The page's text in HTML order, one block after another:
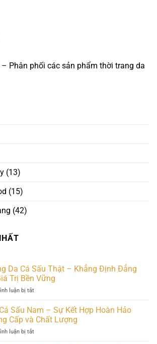
– Phân phối các sản phẩm thời trang da
(13)
(15)
(42)
Da Cá Sấu Thật – Khẳng Định Đẳng
Trị Bền Vững
luận bị tắtở
Lưng
Da
Cá
Sấu
Sấu Nam – Sự Kết Hợp Hoàn Hảo
Cấp và Chất Lượng
luận bị tắtở